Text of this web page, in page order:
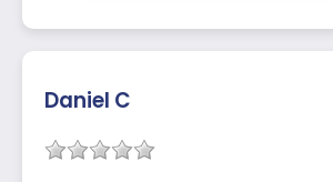
Daniel C